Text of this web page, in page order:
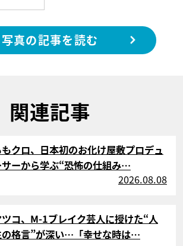
写真の記事を読む
関連記事
イル
クロ、日本初のお化け屋敷プロデュ
サーから学ぶ“恐怖の仕組み…
2026.08.08
イル
コ、M-1ブレイク芸人に授けた“人
格言”が深い…「幸せな時は…